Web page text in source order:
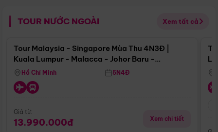
TOUR NƯỚC NGOÀI Xem tất cả
Điểm nổi bật
Tour Malaysia - Singapore Mùa Thu 4N3Đ |
Kuala Lumpur - Malacca - Johor Baru -
Singapore
Hồ Chí Minh 5N4Đ
Giá từ:
13.990.000đ Xem chi tiết